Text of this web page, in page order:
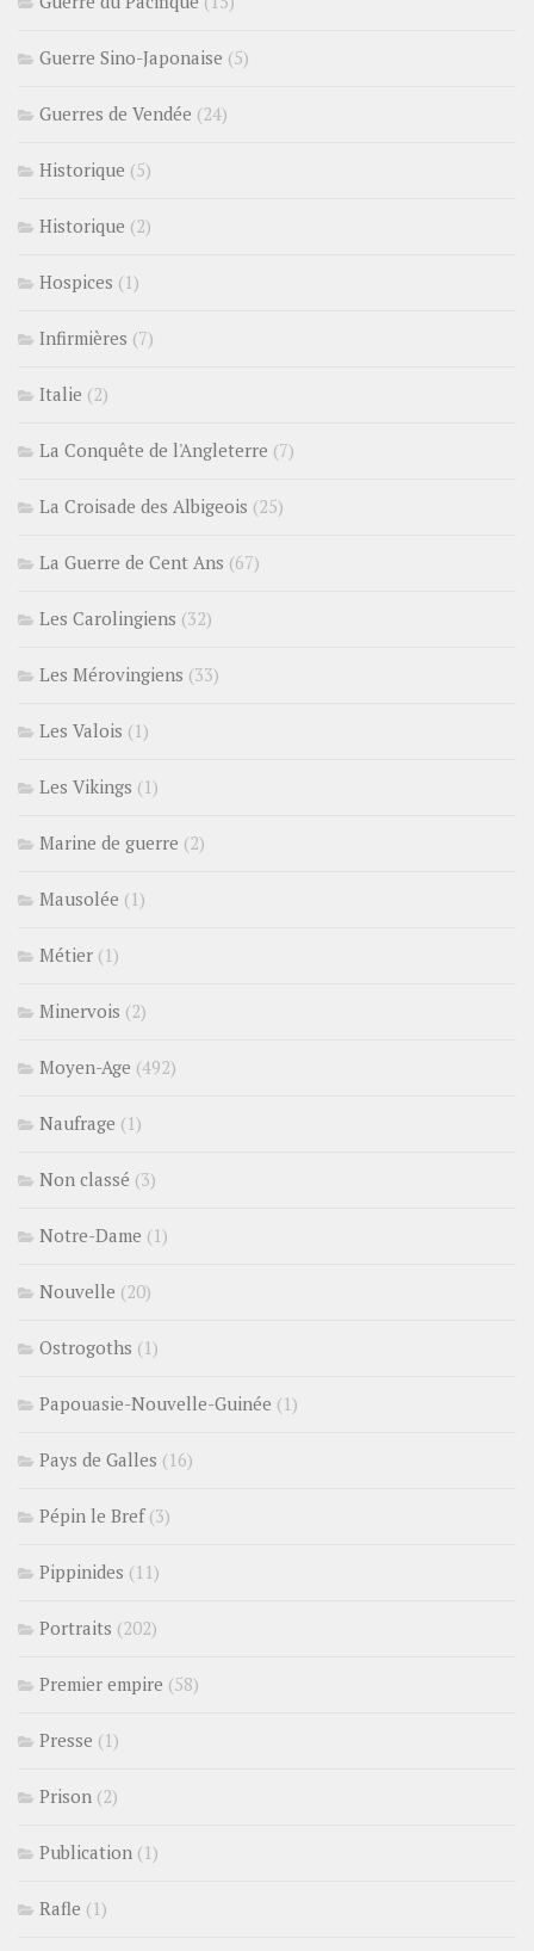
Guerre Sino-Japonaise (5)
Guerres de Vendée (24)
Historique (5)
Historique (2)
Hospices (1)
Infirmières (7)
Italie (2)
La Conquête de l'Angleterre (7)
La Croisade des Albigeois (25)
La Guerre de Cent Ans (67)
Les Carolingiens (32)
Les Mérovingiens (33)
Les Valois (1)
Les Vikings (1)
Marine de guerre (2)
Mausolée (1)
Métier (1)
Minervois (2)
Moyen-Age (492)
Naufrage (1)
Non classé (3)
Notre-Dame (1)
Nouvelle (20)
Ostrogoths (1)
Papouasie-Nouvelle-Guinée (1)
Pays de Galles (16)
Pépin le Bref(3)
Pippinides (11)
Portraits (202)
Premier empire (58)
Presse (1)
Prison (2)
Publication (1)
Rafle (1)